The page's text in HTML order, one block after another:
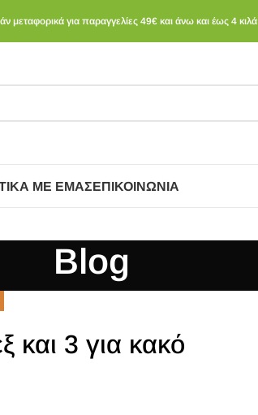
μεταφορικά για παραγγελίες 49€ και άνω και έως 4 κιλά
ΜΕ ΕΜΆΣΕΠΙΚΟΙΝΩΝΊΑ
Blog
και 3 για κακό